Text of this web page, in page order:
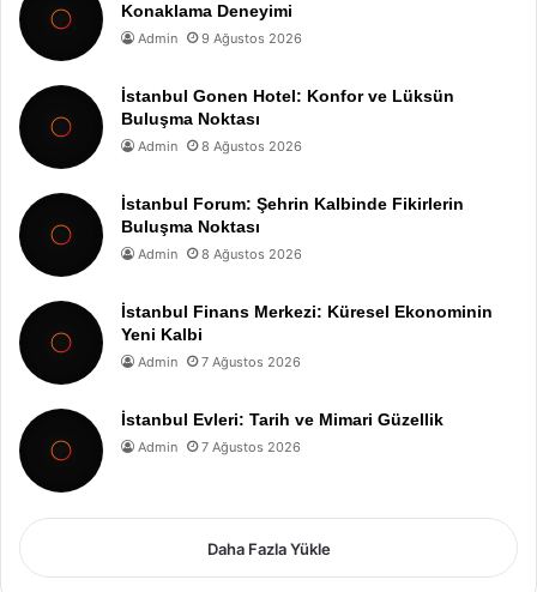
Konaklama Deneyimi
Admin 9 Ağustos 2026
İstanbul Gonen Hotel: Konfor ve Lüksün
Buluşma Noktası
Admin 8 Ağustos 2026
İstanbul Forum: Şehrin Kalbinde Fikirlerin
Buluşma Noktası
Admin 8 Ağustos 2026
İstanbul Finans Merkezi: Küresel Ekonominin
Yeni Kalbi
Admin 7 Ağustos 2026
İstanbul Evleri: Tarih ve Mimari Güzellik
Admin 7 Ağustos 2026
Daha Fazla Yükle